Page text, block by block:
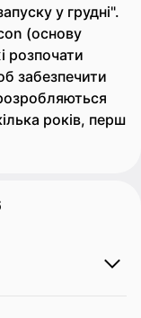
у грудні".
(основу
розпочати
забезпечити
років, перш